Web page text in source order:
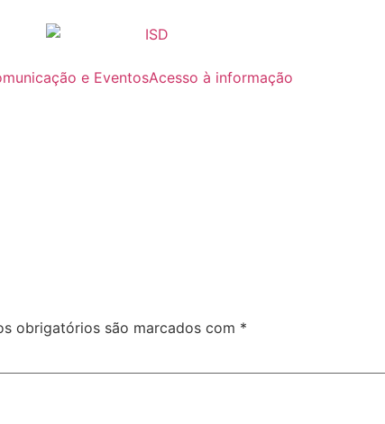
e EventosAcesso à informação
obrigatórios são marcados com *